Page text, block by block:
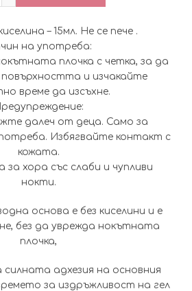
– 15мл. Не се пече .
на употреба:
плочка с четка, за да
и изчакайте
време да изсъхне.
далеч от деца. Само за
Избягвайте контакт с
кожата.
за хора със слаби и чупливи
нокти.
основа е без киселини и е
без да уврежда нокътната
плочка,
адхезия на основния
за издръжливост на гел